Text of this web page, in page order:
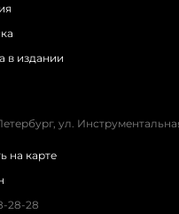
в издании
ул.
на карте
28-28